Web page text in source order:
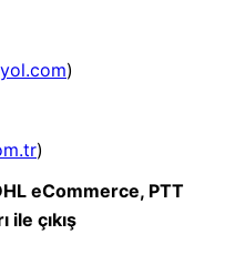
Projeksiyon Perdesi